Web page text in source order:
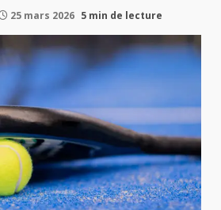
25 mars 2026 5 min de lecture